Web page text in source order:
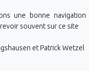
une bonne
souvent sur ce site
et Patrick Wetzel